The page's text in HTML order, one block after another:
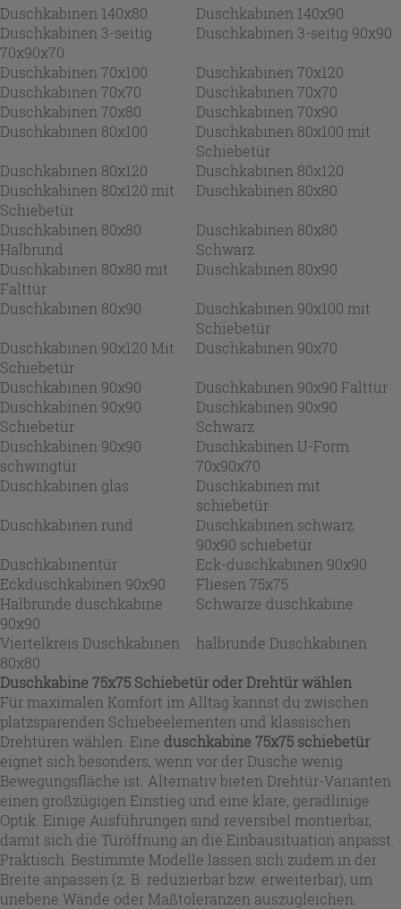
Duschkabinen 140x80
Duschkabinen 140x90
Duschkabinen 3-seitig
70x90x70
Duschkabinen 3-seitig 90x90
Duschkabinen 70x100
Duschkabinen 70x120
Duschkabinen 70x70
Duschkabinen 70x70
Duschkabinen 70x80
Duschkabinen 70x90
Duschkabinen 80x100
Duschkabinen 80x100 mit
Schiebetür
Duschkabinen 80x120
Duschkabinen 80x120
Duschkabinen 80x120 mit
Schiebetür
Duschkabinen 80x80
Duschkabinen 80x80
Halbrund
Duschkabinen 80x80
Schwarz
Duschkabinen 80x80 mit
Falttür
Duschkabinen 80x90
Duschkabinen 80x90
Duschkabinen 90x100 mit
Schiebetür
Duschkabinen 90x120 Mit
Schiebetür
Duschkabinen 90x70
Duschkabinen 90x90
Duschkabinen 90x90 Falttür
Duschkabinen 90x90
Schiebetür
Duschkabinen 90x90
Schwarz
Duschkabinen 90x90
schwingtür
Duschkabinen U-Form
70x90x70
Duschkabinen glas
Duschkabinen mit
schiebetür
Duschkabinen rund
Duschkabinen schwarz
90x90 schiebetür
Duschkabinentür
Eck-duschkabinen 90x90
Eckduschkabinen 90x90
Fliesen 75x75
Halbrunde duschkabine
90x90
Schwarze duschkabine
Viertelkreis Duschkabinen
80x80
halbrunde Duschkabinen
Duschkabine 75x75 Schiebetür oder Drehtür wählen
Für maximalen Komfort im Alltag kannst du zwischen
platzsparenden Schiebeelementen und klassischen
Drehtüren wählen. Eine duschkabine 75x75 schiebetür
eignet sich besonders, wenn vor der Dusche wenig
Bewegungsfläche ist. Alternativ bieten Drehtür-Varianten
einen großzügigen Einstieg und eine klare, geradlinige
Optik. Einige Ausführungen sind reversibel montierbar,
damit sich die Türöffnung an die Einbausituation anpasst.
Praktisch: Bestimmte Modelle lassen sich zudem in der
Breite anpassen (z. B. reduzierbar bzw. erweiterbar), um
unebene Wände oder Maßtoleranzen auszugleichen.